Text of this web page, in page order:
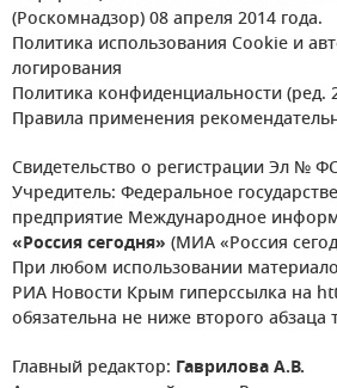
(Роскомнадзор) 08 апреля 2014 года.
Политика использования Cookie и
логирования
Политика конфиденциальности (ред.
Правила применения
Свидетельство о регистрации Эл №
Учредитель: Федеральное
предприятие Международное
«Россия сегодня» (МИА «Россия
При любом использовании
РИА Новости Крым гиперссылка на
обязательна не ниже второго абзаца
Главный редактор: Гаврилова А.В.